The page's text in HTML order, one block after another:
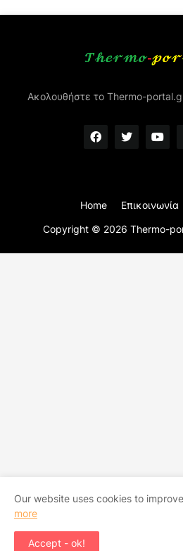
Ακολουθήστε το Thermo-
Copyright © 2026 Thermo-
Home Επικοινωνία
Our website uses cookies to
more
Accept - ok!